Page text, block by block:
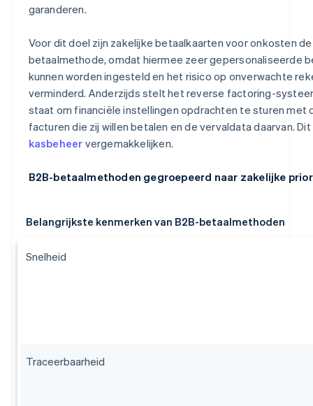
garanderen.
Voor dit doel zijn zakelijke betaalkaarten voor onkosten
betaalmethode, omdat hiermee zeer gepersonaliseerde
kunnen worden ingesteld en het risico op onverwachte
verminderd. Anderzijds stelt het reverse factoring-
staat om financiële instellingen opdrachten te sturen met
facturen die zij willen betalen en de vervaldata daarvan.
kasbeheer vergemakkelijken.
B2B-betaalmethoden gegroepeerd naar zakelijke
Belangrijkste kenmerken van B2B-betaalmethoden
Snelheid
Traceerbaarheid